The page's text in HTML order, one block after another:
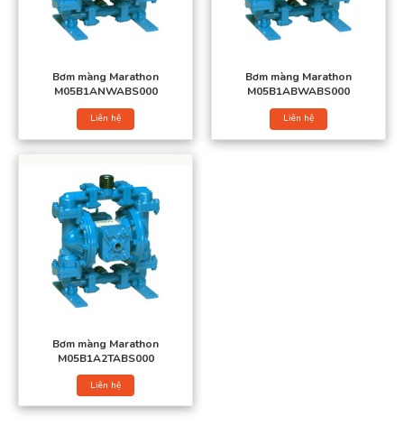
Bơm màng Marathon
Bơm màng Marathon
M05B1ANWABS000
Liên hệ
Bơm màng Marathon
M05B1ABWABS000
Liên hệ
Bơm màng Marathon
M05B1A2TABS000
Liên hệ